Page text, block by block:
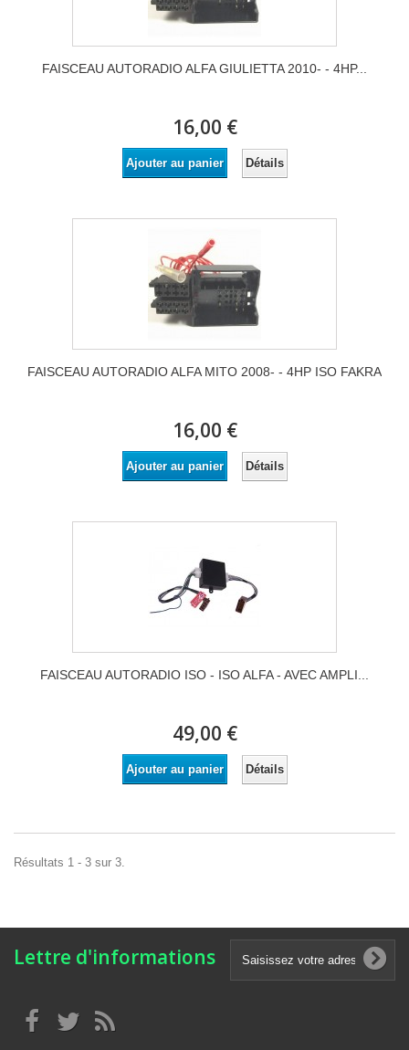
FAISCEAU AUTORADIO ALFA GIULIETTA 2010- - 4HP...
16,00 €
Ajouter au panier Détails
FAISCEAU AUTORADIO ALFA MITO 2008- - 4HP ISO FAKRA
16,00 €
Ajouter au panier Détails
FAISCEAU AUTORADIO ISO - ISO ALFA - AVEC AMPLI...
49,00 €
Ajouter au panier Détails
Résultats 1 - 3 sur 3.
Lettre d'informations